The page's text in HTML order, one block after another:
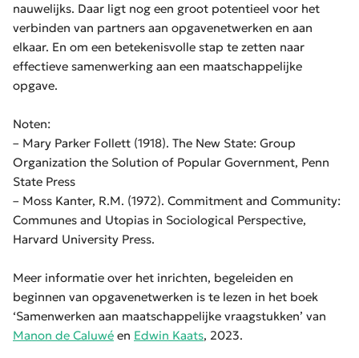
nauwelijks. Daar ligt nog een groot potentieel voor het
verbinden van partners aan opgavenetwerken en aan
elkaar. En om een betekenisvolle stap te zetten naar
effectieve samenwerking aan een maatschappelijke
opgave.
Noten:
– Mary Parker Follett (1918). The New State: Group
Organization the Solution of Popular Government, Penn
State Press
– Moss Kanter, R.M. (1972). Commitment and Community:
Communes and Utopias in Sociological Perspective,
Harvard University Press.
Meer informatie over het inrichten, begeleiden en
beginnen van opgavenetwerken is te lezen in het boek
‘Samenwerken aan maatschappelijke vraagstukken’ van
Manon de Caluwé en Edwin Kaats, 2023.